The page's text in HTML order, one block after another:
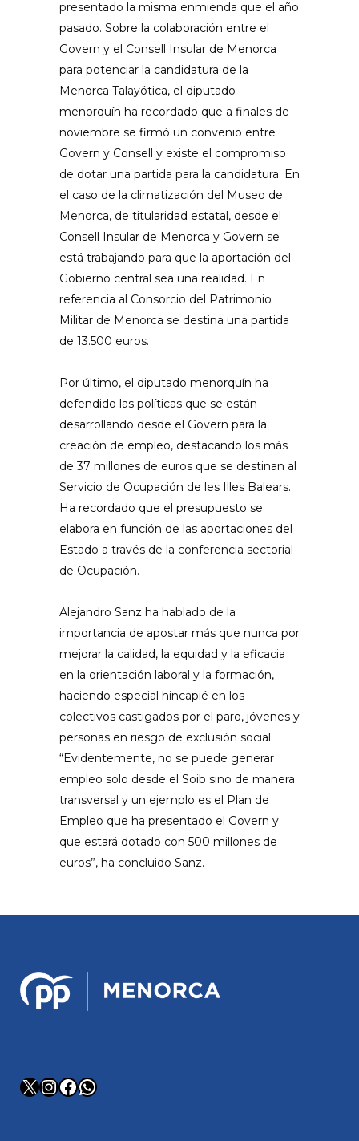
presentado la misma enmienda que el año
pasado. Sobre la colaboración entre el
Govern y el Consell Insular de Menorca
para potenciar la candidatura de la
Menorca Talayótica, el diputado
menorquín ha recordado que a finales de
noviembre se firmó un convenio entre
Govern y Consell y existe el compromiso
de dotar una partida para la candidatura. En
el caso de la climatización del Museo de
Menorca, de titularidad estatal, desde el
Consell Insular de Menorca y Govern se
está trabajando para que la aportación del
Gobierno central sea una realidad. En
referencia al Consorcio del Patrimonio
Militar de Menorca se destina una partida
de 13.500 euros.
Por último, el diputado menorquín ha
defendido las políticas que se están
desarrollando desde el Govern para la
creación de empleo, destacando los más
de 37 millones de euros que se destinan al
Servicio de Ocupación de les Illes Balears.
Ha recordado que el presupuesto se
elabora en función de las aportaciones del
Estado a través de la conferencia sectorial
de Ocupación.
Alejandro Sanz ha hablado de la
importancia de apostar más que nunca por
mejorar la calidad, la equidad y la eficacia
en la orientación laboral y la formación,
haciendo especial hincapié en los
colectivos castigados por el paro, jóvenes y
personas en riesgo de exclusión social.
“Evidentemente, no se puede generar
empleo solo desde el Soib sino de manera
transversal y un ejemplo es el Plan de
Empleo que ha presentado el Govern y
que estará dotado con 500 millones de
euros”, ha concluido Sanz.
X Instagram
Facebook
WhatsApp